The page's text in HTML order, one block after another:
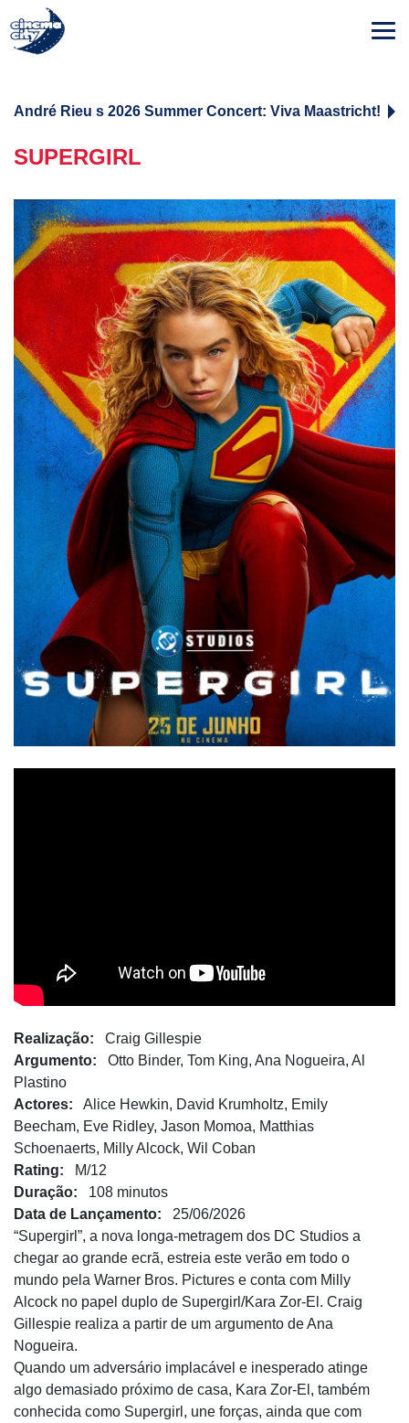
André Rieu s 2026 Summer Concert: Viva Maastricht!
SUPERGIRL
Realização:
Craig Gillespie
Argumento:
Otto Binder, Tom King, Ana Nogueira, Al
Plastino
Actores:
Alice Hewkin, David Krumholtz, Emily
Beecham, Eve Ridley, Jason Momoa, Matthias
Schoenaerts, Milly Alcock, Wil Coban
Rating:
M/12
Duração:
108 minutos
Data de Lançamento:
25/06/2026
“Supergirl”, a nova longa-metragem dos DC Studios a
chegar ao grande ecrã, estreia este verão em todo o
mundo pela Warner Bros. Pictures e conta com Milly
Alcock no papel duplo de Supergirl/Kara Zor-El. Craig
Gillespie realiza a partir de um argumento de Ana
Nogueira.
Quando um adversário implacável e inesperado atinge
algo demasiado próximo de casa, Kara Zor-El, também
conhecida como Supergirl, une forças, ainda que com